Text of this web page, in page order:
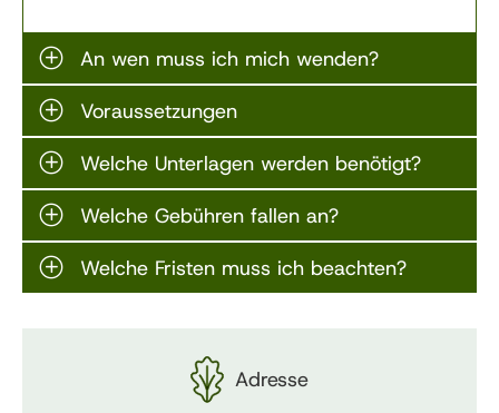
An wen muss ich mich wenden?
Voraussetzungen
Welche Unterlagen werden benötigt?
Welche Gebühren fallen an?
Welche Fristen muss ich beachten?
Adresse